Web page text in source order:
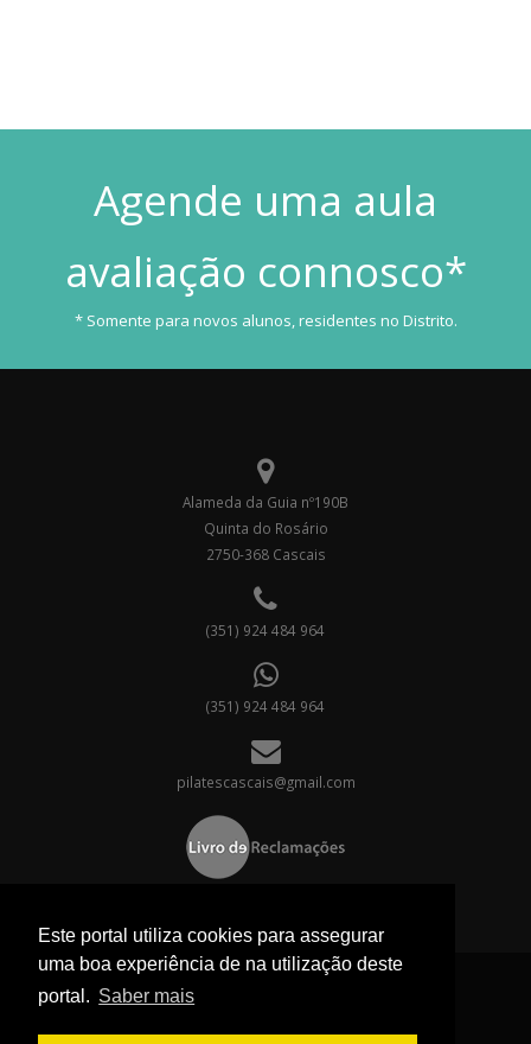
Este portal utiliza cookies para assegurar
uma boa experiência de na utilização deste
portal. Saber mais
Agende uma aula
avaliação connosco*
* Somente para novos alunos, residentes no Distrito.
Alameda da Guia nº190B
Quinta do Rosário
2750-368 Cascais
(351) 924 484 964
(351) 924 484 964
pilatescascais@gmail.com
2026 Todos os direitos reservados a Estúdio Pilates Cascais
Termos de utilização
Política de privacidade